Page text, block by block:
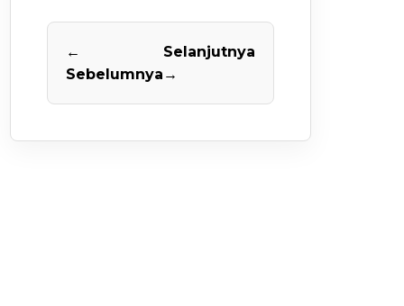
←
Sebelumnya
Selanjutnya
→